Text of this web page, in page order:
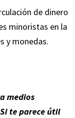
de dinero
minoristas en la
y monedas.
medios
te parece útil